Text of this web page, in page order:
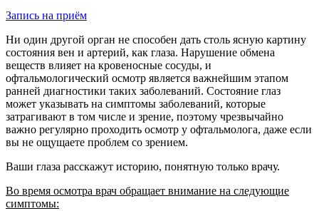
Запись на приём
Ни один другой орган не способен дать столь ясную картину
состояния вен и артерий, как глаза. Нарушение обмена
веществ влияет на кровеносные сосуды, и
офтальмологический осмотр является важнейшим этапом
ранней ди­агностики таких заболеваний. Состояние глаз
может указывать на симптомы заболеваний, которые
затрагивают в том числе и зрение, поэ­тому чрезвычайно
важно регулярно проходить осмотр у офтальмолога, даже если
вы не ощу­щаете проблем со зрением.
Ваши глаза расскажут историю, понятную толь­ко врачу.
Во время осмотра врач обращает внимание на следующие
симптомы: